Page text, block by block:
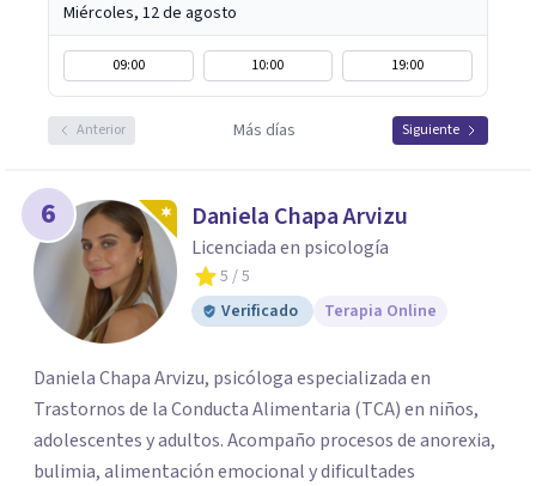
Miércoles, 12 de agosto
09:00 10:00 19:00
Anterior Más días Siguiente
6 Daniela Chapa Arvizu
Licenciada en psicología
5 / 5
Verificado
Terapia Online
Daniela Chapa Arvizu, psicóloga especializada en
Trastornos de la Conducta Alimentaria (TCA) en niños,
adolescentes y adultos. Acompaño procesos de anorexia,
bulimia, alimentación emocional y dificultades